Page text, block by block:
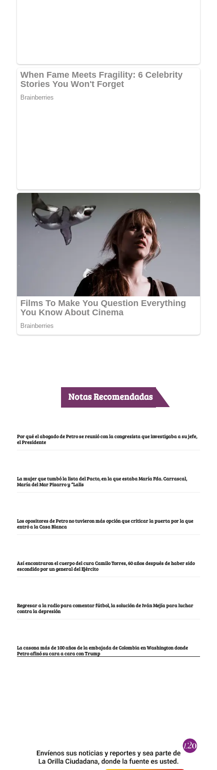
Notas Recomendadas
Por qué el abogado de Petro se reunió con la congresista que investigaba a su jefe,
el Presidente
La mujer que tumbó la lista del Pacto, en la que estaba María Fda. Carrascal,
María del Mar Pizarro y “Lalis
Los opositores de Petro no tuvieron más opción que criticar la puerta por la que
entró a la Casa Blanca
Así encontraron el cuerpo del cura Camilo Torres, 60 años después de haber sido
escondido por un general del Ejército
Regresar a la radio para comentar fútbol, la solución de Iván Mejía para luchar
contra la depresión
La casona más de 100 años de la embajada de Colombia en Washington donde
Petro afinó su cara a cara con Trump